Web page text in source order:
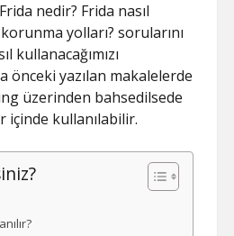
nedir? Frida nasıl
yolları? sorularını
kullanacağımızı
önceki yazılan makalelerde
üzerinden bahsedilsede
içinde kullanılabilir.